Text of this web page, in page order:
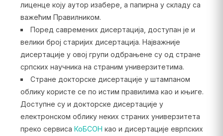
лиценце коју аутор изабере, а папирна у складу са
важећим Правилником.
Поред савремених дисертација, доступан је и
велики број старијих дисертација. Најважније
дисертације у овој групи одбрањене су од стране
српских научника на страним универзитетима.
Стране докторске дисертације у штампаном
облику користе се по истим правилима као и књиге.
Доступне су и докторске дисертације у
електронском облику неких страних универзитета
преко сервиса КоБСОН као и дисертације еврпских